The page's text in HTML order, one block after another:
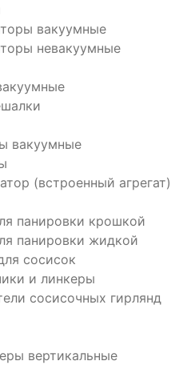
вакуумные
невакуумные
вакуумные
(встроенный агрегат)
панировки крошкой
панировки жидкой
сосисок
и линкеры
сосисочных гирлянд
вертикальные